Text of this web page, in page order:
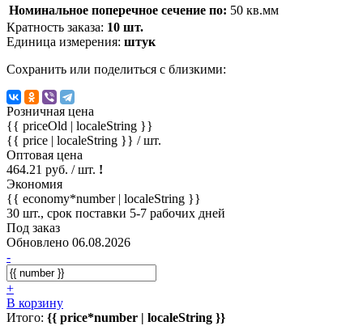
Номинальное поперечное сечение по: 50 кв.мм
Кратность заказа: 10 шт.
Единица измерения: штук
Сохранить или поделиться с близкими:
Розничная цена
{{ priceOld | localeString }}
{{ price | localeString }} / шт.
Оптовая цена
464.21 руб. / шт. !
Экономия
{{ economy*number | localeString }}
30 шт., срок поставки 5-7 рабочих дней
Под заказ
Обновлено 06.08.2026
-
+
В корзину
Итого: {{ price*number | localeString }}